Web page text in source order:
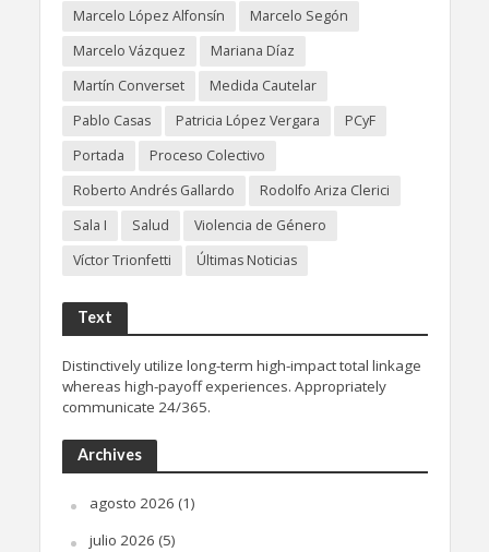
Marcelo López Alfonsín
Marcelo Segón
Marcelo Vázquez
Mariana Díaz
Martín Converset
Medida Cautelar
Pablo Casas
Patricia López Vergara
PCyF
Portada
Proceso Colectivo
Roberto Andrés Gallardo
Rodolfo Ariza Clerici
Sala I
Salud
Violencia de Género
Víctor Trionfetti
Últimas Noticias
Text
Distinctively utilize long-term high-impact total linkage
whereas high-payoff experiences. Appropriately
communicate 24/365.
Archives
agosto 2026 (1)
julio 2026 (5)